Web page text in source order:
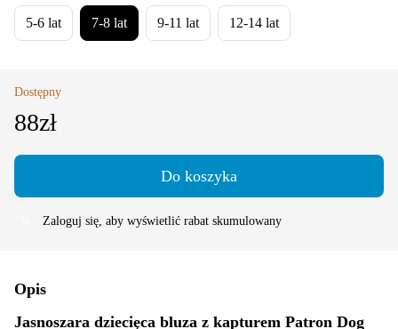
5-6 lat 7-8 lat 9-11 lat 12-14 lat
Dostępny
88zł
Do koszyka
Zaloguj się , aby wyświetlić rabat skumulowany
Opis
Jasnoszara dziecięca bluza z kapturem Patron Dog